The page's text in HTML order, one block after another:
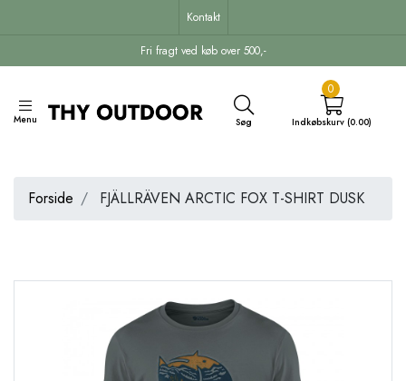
Fri fragt ved køb over 500,-
Kontakt
Menu Søg
0
Indkøbskurv (0.00)
Forside FJÄLLRÄVEN ARCTIC FOX T-SHIRT DUSK